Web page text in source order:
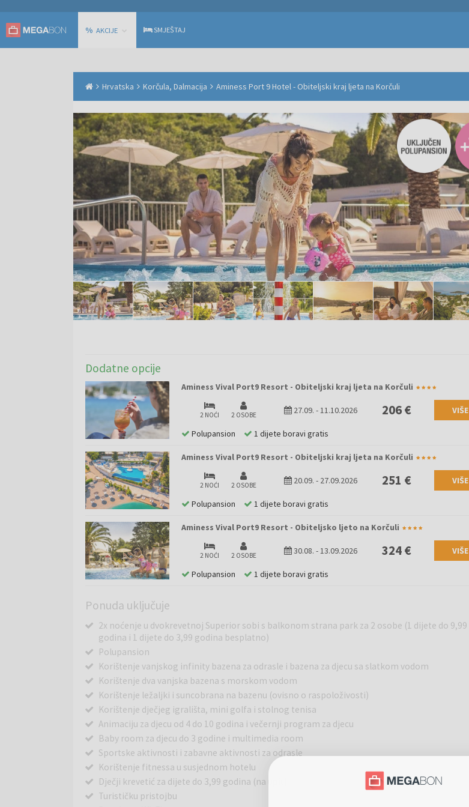
% AKCIJE SMJEŠTAJ
Hrvatska Korčula, Dalmacija Aminess Port 9 Hotel - Obiteljski kraj ljeta na Korčuli
Dodatne opcije
Aminess Vival Port9 Resort - Obiteljski kraj ljeta na Korčuli
2 NOĆI 2 OSOBE 27.09. -11.10.2026 206 € VIŠE
Polupansion 1 dijete boravi gratis
Aminess Vival Port9 Resort - Obiteljski kraj ljeta na Korčuli
2 NOĆI 2 OSOBE 20.09. - 27.09.2026 251 € VIŠE
Polupansion 1 dijete boravi gratis
Aminess Vival Port9 Resort - Obiteljsko ljeto na Korčuli
2 NOĆI 2 OSOBE 30.08. -13.09.2026 324 € VIŠE
Polupansion 1 dijete boravi gratis
Ponuda uključuje
2x noćenje u dvokrevetnoj Superior sobi s balkonom strana park za 2 osobe (1 dijete do 9,99
godina i 1 dijete do 3,99 godina besplatno)
Polupansion
Korištenje vanjskog infinity bazena za odrasle i bazena za djecu sa slatkom vodom
Korištenje dva vanjska bazena s morskom vodom
Korištenje ležaljki i suncobrana na bazenu (ovisno o raspoloživosti)
Korištenje dječjeg igrališta, mini golfa i stolnog tenisa
Animaciju za djecu od 4 do 10 godina i večernji program za djecu
Baby room za djecu do 3 godine i multimedia room
Sportske aktivnosti i zabavne aktivnosti za odrasle
Korištenje fitnessa u susjednom hotelu
Dječji krevetić za dijete do 3,99 godina (na upit)
Turističku pristojbu